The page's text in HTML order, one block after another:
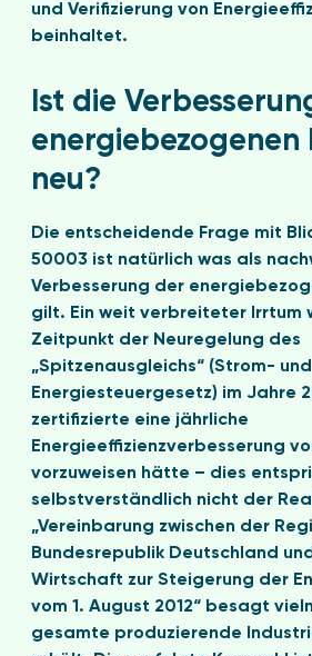
und Verifizierung von
beinhaltet.
Ist die
energiebezogenen
neu?
Die entscheidende Frage mit
50003 ist natürlich was als
Verbesserung der
gilt. Ein weit verbreiteter Irrtum
Zeitpunkt der Neuregelung des
„Spitzenausgleichs“ (Strom- und
Energiesteuergesetz) im Jahre
zertifizierte eine jährliche
Energieeffizienzverbesserung
vorzuweisen hätte – dies
selbstverständlich nicht der
„Vereinbarung zwischen der
Bundesrepublik Deutschland
Wirtschaft zur Steigerung der
vom 1. August 2012“ besagt
gesamte produzierende